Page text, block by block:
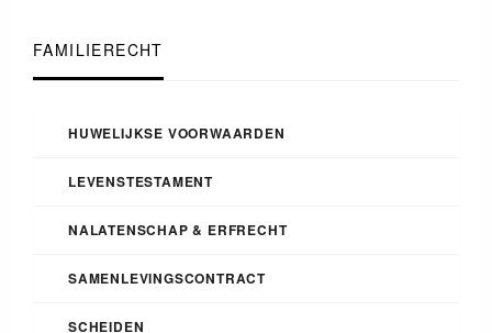
FAMILIERECHT
HUWELIJKSE VOORWAARDEN
LEVENSTESTAMENT
NALATENSCHAP & ERFRECHT
SAMENLEVINGSCONTRACT
SCHEIDEN